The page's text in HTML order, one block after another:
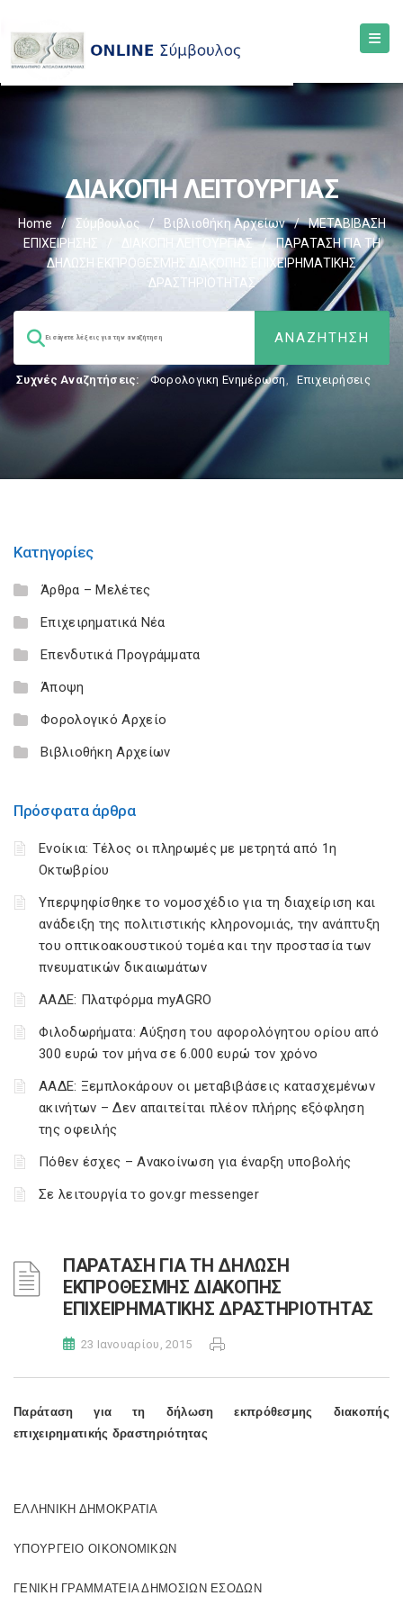
ΔΙΑΚΟΠΗ ΛΕΙΤΟΥΡΓΙΑΣ
Home / Σύμβουλος / Βιβλιοθήκη Αρχείων /
ΜΕΤΑΒΙΒΑΣΗ
ΕΠΙΧΕIΡΗΣΗΣ
ΔΙΑΚΟΠΗ ΛΕΙΤΟΥΡΓΙΑΣ /
ΠΑΡΑΤΑΣΗ ΓΙΑ ΤΗ
ΔΗΛΩΣΗ ΕΚΠΡΟΘΕΣΜΗΣ ΔΙΑΚΟΠΗΣ ΕΠΙΧΕΙΡΗΜΑΤΙΚΗΣ
ΔΡΑΣΤΗΡΙΟΤΗΤΑΣ
Συχνές Αναζητήσεις: Φορολογικη Ενημέρωση, Επιχειρήσεις
Κατηγορίες
Άρθρα – Μελέτες
Επιχειρηματικά Νέα
Επενδυτικά Προγράμματα
Άποψη
Φορολογικό Αρχείο
Βιβλιοθήκη Αρχείων
Πρόσφατα άρθρα
Ενοίκια: Τέλος οι πληρωμές με μετρητά από 1η
Οκτωβρίου
Υπερψηφίσθηκε το νομοσχέδιο για τη διαχείριση και
ανάδειξη της πολιτιστικής κληρονομιάς, την ανάπτυξη
του οπτικοακουστικού τομέα και την προστασία των
πνευματικών δικαιωμάτων
ΑΑΔΕ: Πλατφόρμα myAGRO
Φιλοδωρήματα: Αύξηση του αφορολόγητου ορίου από
300 ευρώ τον μήνα σε 6.000 ευρώ τον χρόνο
ΑΑΔΕ: Ξεμπλοκάρουν οι μεταβιβάσεις κατασχεμένων
ακινήτων – Δεν απαιτείται πλέον πλήρης εξόφληση
της οφειλής
Πόθεν έσχες – Ανακοίνωση για έναρξη υποβολής
Σε λειτουργία το gov.gr messenger
ΠΑΡΑΤΑΣΗ ΓΙΑ ΤΗ ΔΗΛΩΣΗ
ΕΚΠΡΟΘΕΣΜΗΣ ΔΙΑΚΟΠΗΣ
ΕΠΙΧΕΙΡΗΜΑΤΙΚΗΣ ΔΡΑΣΤΗΡΙΟΤΗΤΑΣ
23 Ιανουαρίου, 2015
Παράταση για τη δήλωση εκπρόθεσμης διακοπής
επιχειρηματικής δραστηριότητας
ΕΛΛΗΝΙΚΗ ΔΗΜΟΚΡΑΤΙΑ
ΥΠΟΥΡΓΕΙΟ ΟΙΚΟΝΟΜΙΚΩΝ
ΓΕΝΙΚΗ ΓΡΑΜΜΑΤΕΙΑ ΔΗΜΟΣΙΩΝ ΕΣΟΔΩΝ